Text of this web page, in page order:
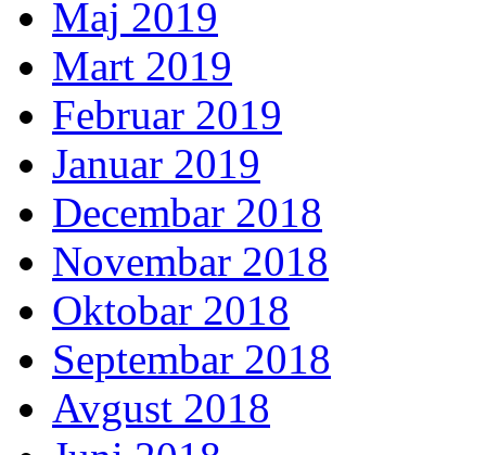
Maj 2019
Mart 2019
Februar 2019
Januar 2019
Decembar 2018
Novembar 2018
Oktobar 2018
Septembar 2018
Avgust 2018